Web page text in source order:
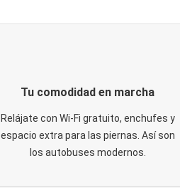
Tu comodidad en marcha
Relájate con Wi-Fi gratuito, enchufes y
espacio extra para las piernas. Así son
los autobuses modernos.